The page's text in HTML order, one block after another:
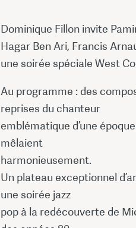
Dominique Fillon invite
Hagar Ben Ari, Francis
une soirée spéciale West
Au programme : des
reprises du chanteur
emblématique d’une
mêlaient
harmonieusement.
Un plateau exceptionnel
une soirée jazz
pop à la redécouverte de